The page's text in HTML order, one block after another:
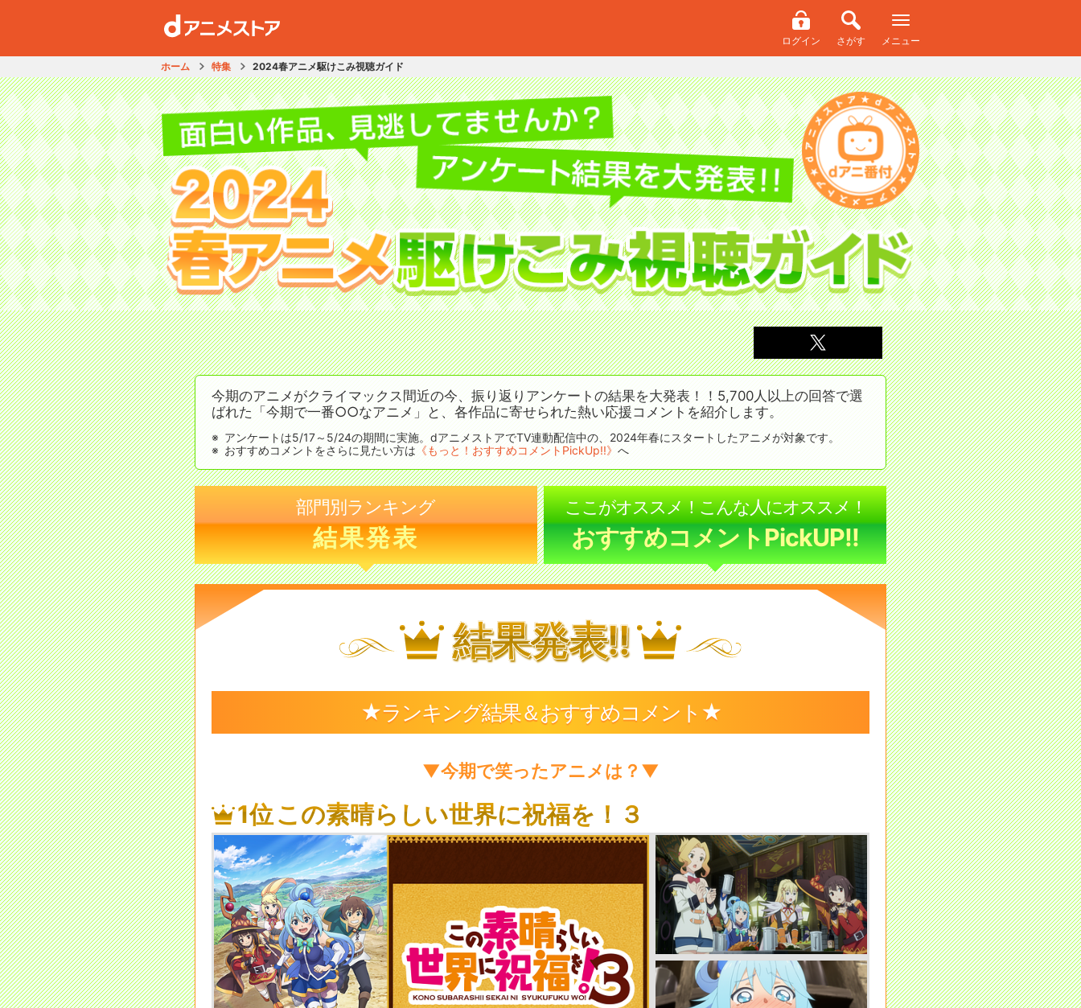
ログイン さがす メニュー
ホーム 特集 2024春アニメ駆けこみ視聴ガイド
今期のアニメがクライマックス間近の今、振り返りアンケートの結果を大発表！！5,700人以上の回答で選
ばれた「今期で一番○○なアニメ」と、各作品に寄せられた熱い応援コメントを紹介します。
アンケートは5/17～5/24の期間に実施。dアニメストアでTV連動配信中の、2024年春にスタートしたアニメが対象です。
おすすめコメントをさらに見たい方は 《もっと！おすすめコメントPickUp!!》 へ
部門別ランキング
結果発表
ここがオススメ！こんな人にオススメ！
おすすめコメントPickUP!!
結果発表!!
★ランキング結果＆おすすめコメント★
▼今期で笑ったアニメは？▼
1位この素晴らしい世界に祝福を！３